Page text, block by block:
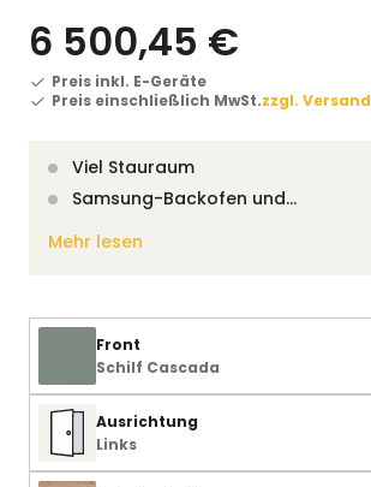
6 500,45 €
Preis inkl. E-Geräte
Preis einschließlich MwSt.zzgl. Versand
Viel Stauraum
Samsung-Backofen und…
Mehr lesen
Front
Schilf Cascada
Ausrichtung
Links